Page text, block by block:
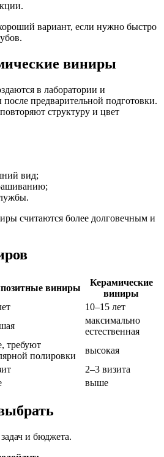
вариант, если нужно быстро
виниры
в лаборатории и
предварительной подготовки.
структуру и цвет
вид;
считаются более долговечным и
виниры
Керамические
виниры
10–15 лет
максимально
естественная
требуют
полировки
высокая
2–3 визита
выше
и бюджета.